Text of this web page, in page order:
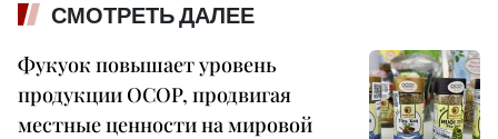
СМОТРЕТЬ ДАЛЕЕ
Фукуок повышает уровень
продукции OCOP, продвигая
местные ценности на мировой